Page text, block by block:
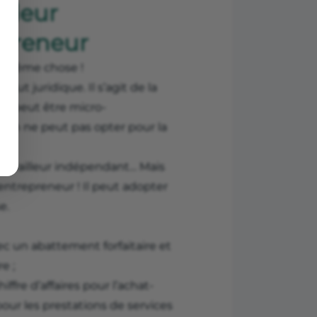
chose !
juridique. Il s’agit de la
peut être micro-
on ne peut pas opter pour la
indépendant… Mais
! Il peut adopter
un abattement forfaitaire et
;
d’affaires pour l’achat-
les prestations de services